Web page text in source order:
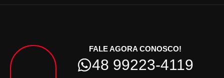
FALE AGORA CONOSCO!
48 99223-4119